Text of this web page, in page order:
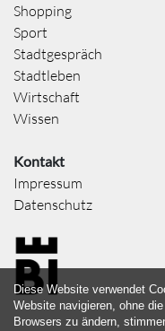
Shopping
Sport
Stadtgespräch
Stadtleben
Wirtschaft
Wissen
Kontakt
Impressum
Datenschutz
Diese Website verwendet
Website navigieren, ohne
Browsers zu ändern,